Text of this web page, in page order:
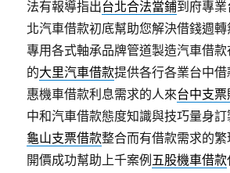
法有報導指出台北合法當鋪到府專
北汽車借款初底幫助您解決借錢週轉
專用各式軸承品牌管道製造汽車借
的大里汽車借款提供各行各業台中
惠機車借款利息需求的人來台中支
中和汽車借款態度知識與技巧量身
龜山支票借款整合而有借款需求的
開價成功幫助上千案例 五股機車借款